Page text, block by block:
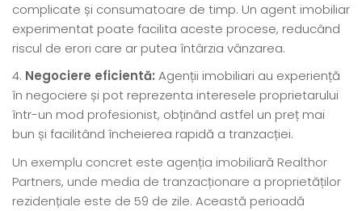
complicate și consumatoare de timp. Un agent imobiliar
experimentat poate facilita aceste procese, reducând
riscul de erori care ar putea întârzia vânzarea.
Negociere eficientă: Agenții imobiliari au experiență
în negociere și pot reprezenta interesele proprietarului
într-un mod profesionist, obținând astfel un preț mai
bun și facilitând încheierea rapidă a tranzacției.
Un exemplu concret este agenția imobiliară Realthor
Partners, unde media de tranzacționare a proprietăților
rezidențiale este de 59 de zile. Această perioadă